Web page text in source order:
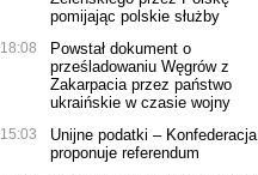
pomijając polskie służby
18:08
Powstał dokument o
prześladowaniu Węgrów z
Zakarpacia przez państwo
ukraińskie w czasie wojny
15:03
Unijne podatki – Konfederacja
proponuje referendum